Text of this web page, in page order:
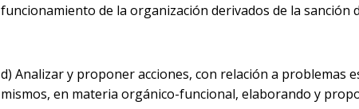
funcionamiento de la organización derivados de la sanción
d) Analizar y proponer acciones, con relación a problemas
mismos, en materia orgánico-funcional, elaborando y